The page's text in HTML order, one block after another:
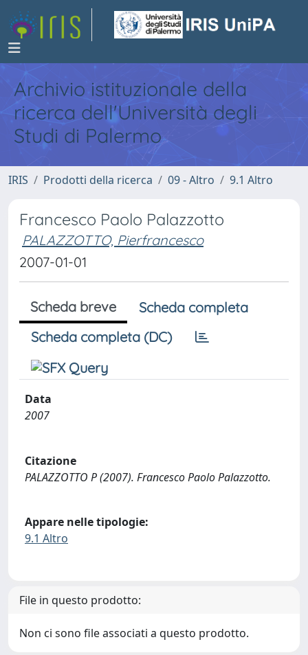
Archivio istituzionale della
ricerca dell'Università degli
Studi di Palermo
IRIS Prodotti della ricerca 09 - Altro 9.1 Altro
Francesco Paolo Palazzotto
PALAZZOTTO, Pierfrancesco
2007-01-01
Scheda breve
Scheda completa
Scheda completa (DC)
Data
2007
Citazione
PALAZZOTTO P (2007). Francesco Paolo Palazzotto.
Appare nelle tipologie:
9.1 Altro
File in questo prodotto:
Non ci sono file associati a questo prodotto.